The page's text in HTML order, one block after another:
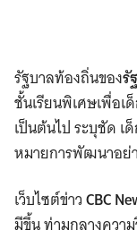
รัฐบาลท้องถิ่นของรั
ชั้นเรียนพิเศษเพื่อเ
เป็นต้นไป ระบุชัด เ
หมายการพัฒนาอย่
เว็บไซต์ข่าวCBC